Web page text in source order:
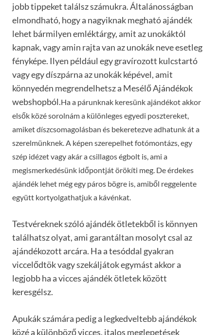
jobb tippeket találsz számukra. Általánosságban
elmondható, hogy a nagyiknak megható ajándék
lehet bármilyen emléktárgy, amit az unokáktól
kapnak, vagy amin rajta van az unokák neve esetleg
fényképe. Ilyen például egy gravírozott kulcstartó
vagy egy díszpárna az unokák képével, amit
könnyedén megrendelhetsz a Mesélő Ajándékok
webshopból.Ha a párunknak keresünk ajándékot akkor
elsők közé sorolnám a különleges egyedi posztereket,
amiket díszcsomagolásban és bekeretezve adhatunk át a
szerelmünknek. A képen szerepelhet fotómontázs, egy
szép idézet vagy akár a csillagos égbolt is, ami a
megismerkedésünk időpontját örökíti meg. De érdekes
ajándék lehet még egy páros bögre is, amiből reggelente
együtt kortyolgathatjuk a kávénkat.
Testvéreknek szóló ajándék ötletekből is könnyen
találhatsz olyat, ami garantáltan mosolyt csal az
ajándékozott arcára. Ha a tesóddal gyakran
viccelődtök vagy szekáljátok egymást akkor a
legjobb ha a vicces ajándék ötletek között
keresgélsz.
Apukák számára pedig a legkedveltebb ajándékok
közé a különböző vicces, italos meglepetések